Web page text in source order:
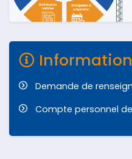
Demande de
Compte personnel